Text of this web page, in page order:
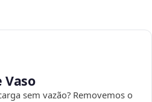
Vaso
sem vazão? Removemos o